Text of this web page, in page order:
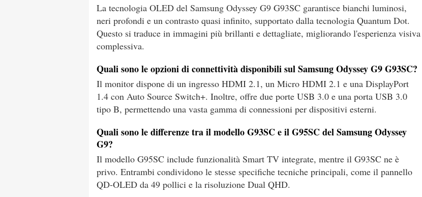
La tecnologia OLED del Samsung Odyssey G9 G93SC garantisce bianchi luminosi,
neri profondi e un contrasto quasi infinito, supportato dalla tecnologia Quantum Dot.
Questo si traduce in immagini più brillanti e dettagliate, migliorando l'esperienza visiva
complessiva.
Quali sono le opzioni di connettività disponibili sul Samsung Odyssey G9 G93SC?
Il monitor dispone di un ingresso HDMI 2.1, un Micro HDMI 2.1 e una DisplayPort
1.4 con Auto Source Switch+. Inoltre, offre due porte USB 3.0 e una porta USB 3.0
tipo B, permettendo una vasta gamma di connessioni per dispositivi esterni.
Quali sono le differenze tra il modello G93SC e il G95SC del Samsung Odyssey
G9?
Il modello G95SC include funzionalità Smart TV integrate, mentre il G93SC ne è
privo. Entrambi condividono le stesse specifiche tecniche principali, come il pannello
QD-OLED da 49 pollici e la risoluzione Dual QHD.